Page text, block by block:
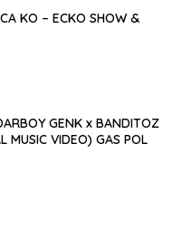
KO – ECKO SHOW &
GENK x BANDITOZ
MUSIC VIDEO) GAS POL